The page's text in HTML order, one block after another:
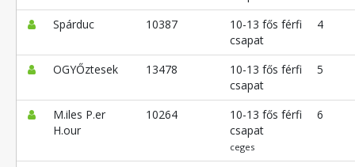
Spárduc 10387
10-13 fős férfi
csapat
4
OGYŐztesek 13478
10-13 fős férfi
csapat
5
M.iles P.er
H.our
10264
10-13 fős férfi
csapat
ceges
6